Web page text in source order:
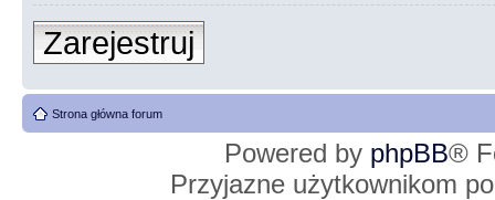
Zarejestruj
Strona główna forum
Powered by phpBB®
Przyjazne użytkownikom